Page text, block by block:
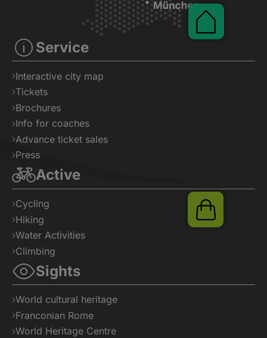
Service
Interactive city map
Tickets
Brochures
Info for coaches
Advance ticket sales
Press
Active
Cycling
Hiking
Water Activities
Climbing
Sights
World cultural heritage
Franconian Rome
World Heritage Centre